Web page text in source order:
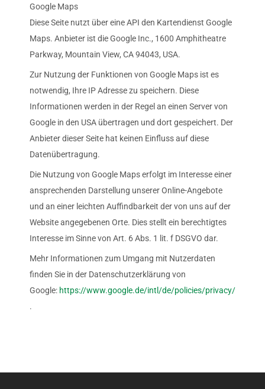
Google Maps
Diese Seite nutzt über eine API den Kartendienst Google
Maps. Anbieter ist die Google Inc., 1600 Amphitheatre
Parkway, Mountain View, CA 94043, USA.
Zur Nutzung der Funktionen von Google Maps ist es
notwendig, Ihre IP Adresse zu speichern. Diese
Informationen werden in der Regel an einen Server von
Google in den USA übertragen und dort gespeichert. Der
Anbieter dieser Seite hat keinen Einfluss auf diese
Datenübertragung.
Die Nutzung von Google Maps erfolgt im Interesse einer
ansprechenden Darstellung unserer Online-Angebote
und an einer leichten Auffindbarkeit der von uns auf der
Website angegebenen Orte. Dies stellt ein berechtigtes
Interesse im Sinne von Art. 6 Abs. 1 lit. f DSGVO dar.
Mehr Informationen zum Umgang mit Nutzerdaten
finden Sie in der Datenschutzerklärung von
Google: https://www.google.de/intl/de/policies/privacy/
.